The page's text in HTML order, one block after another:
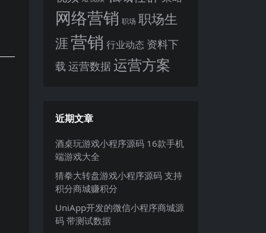
网络营销 职场 职场生
涯营销 行业动态 资料下
载 运营数据运营方案
近期文章
酒桌玩游戏小程序源码 16款手机
端游戏大全
猜拳大转盘游戏小程序源码 支持
积分商城赚积分
UniApp开发的微信小程序商城源
码 带测试数据